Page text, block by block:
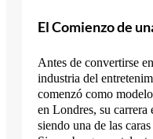
El Comienzo de
Antes de convertirse
industria del
comenzó como
en Londres, su carrera
siendo una de las